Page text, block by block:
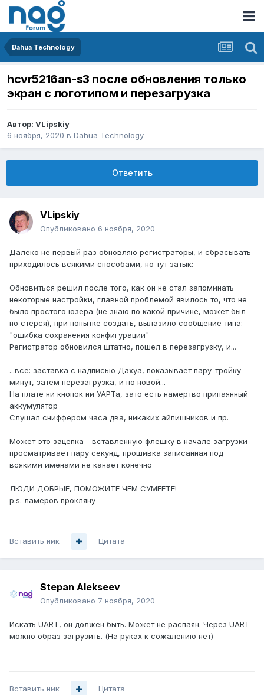
Dahua Technology
hcvr5216an-s3 после обновления только
экран с логотипом и перезагрузка
Автор: VLipskiy
6 ноября, 2020 в Dahua Technology
Ответить
VLipskiy
Опубликовано 6 ноября, 2020
Далеко не первый раз обновляю регистраторы, и сбрасывать
приходилось всякими способами, но тут затык:
Обновиться решил после того, как он не стал запоминать
некоторые настройки, главной проблемой явилось то, что не
было простого юзера (не знаю по какой причине, может был
но стерся), при попытке создать, вылазило сообщение типа:
"ошибка сохранения конфигурации"
Регистратор обновился штатно, пошел в перезагрузку, и...
...все: заставка с надписью Дахуа, показывает пару-тройку
минут, затем перезагрузка, и по новой...
На плате ни кнопок ни УАРТа, зато есть намертво припаянный
аккумулятор
Слушал сниффером часа два, никаких айпишников и пр.
Может это зацепка - вставленную флешку в начале загрузки
просматривает пару секунд, прошивка записанная под
всякими именами не канает конечно
ЛЮДИ ДОБРЫЕ, ПОМОЖИТЕ ЧЕМ СУМЕЕТЕ!
p.s. ламеров прокляну
Вставить ник Цитата
Stepan Alekseev
Опубликовано 7 ноября, 2020
Искать UART, он должен быть. Может не распаян. Через UART
можно образ загрузить. (На руках к сожалению нет)
Вставить ник Цитата